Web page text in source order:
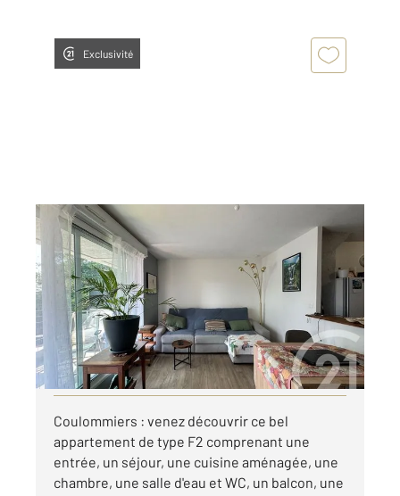
Exclusivité
COULOMMIERS 77
44,87 m2, 2 pièces
Ref : 25272
Appartement F2 à louer
695 €
par mois charges comprises
Visiter le site dédié
Coulommiers : venez découvrir ce bel
appartement de type F2 comprenant une
entrée, un séjour, une cuisine aménagée, une
chambre, une salle d'eau et WC, un balcon, une